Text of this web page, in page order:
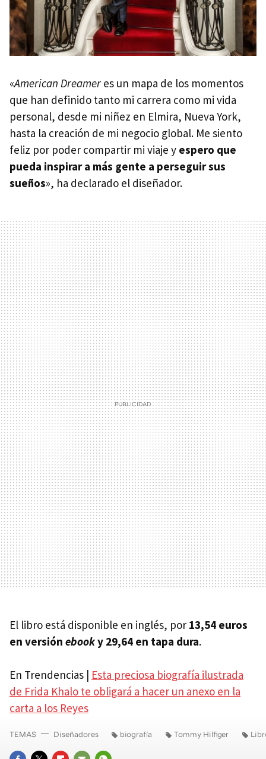
«American Dreamer es un mapa de los momentos
que han definido tanto mi carrera como mi vida
personal, desde mi niñez en Elmira, Nueva York,
hasta la creación de mi negocio global. Me siento
feliz por poder compartir mi viaje y espero que
pueda inspirar a más gente a perseguir sus
sueños», ha declarado el diseñador.
El libro está disponible en inglés, por 13,54 euros
en versión ebooky 29,64 en tapa dura.
En Trendencias | Esta preciosa biografía ilustrada
de Frida Khalo te obligará a hacer un anexo en la
carta a los Reyes
TEMAS Diseñadores biografía Tommy Hilfiger